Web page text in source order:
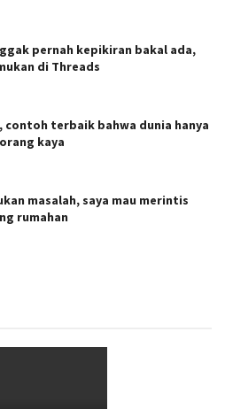
pernah kepikiran bakal ada,
di Threads
terbaik bahwa dunia hanya
kaya
masalah, saya mau merintis
rumahan